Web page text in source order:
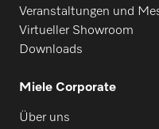
Veranstaltungen und
Virtueller Showroom
Downloads
Miele Corporate
Über uns